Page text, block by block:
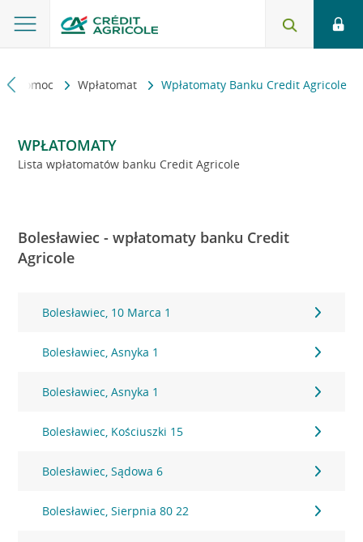
i pomoc Wpłatomat Wpłatomaty Banku Credit Agricole
WPŁATOMATY
Lista wpłatomatów banku Credit Agricole
Bolesławiec - wpłatomaty banku Credit
Agricole
Bolesławiec, 10 Marca 1
Bolesławiec, Asnyka 1
Bolesławiec, Asnyka 1
Bolesławiec, Kościuszki 15
Bolesławiec, Sądowa 6
Bolesławiec, Sierpnia 80 22